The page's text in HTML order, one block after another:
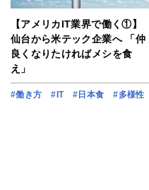
【アメリカIT業界で働く①】
仙台から米テック企業へ 「仲
良くなりたければメシを食
え」
#働き方 #IT #日本食 #多様性